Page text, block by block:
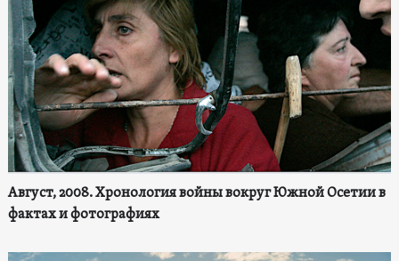
Август, 2008. Хронология войны вокруг Южной Осетии в
фактах и фотографиях